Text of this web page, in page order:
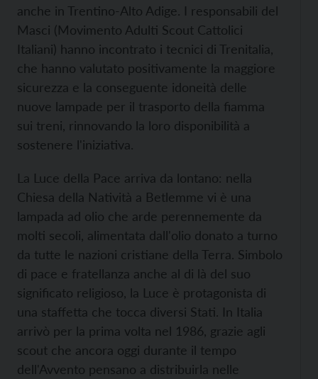
anche in Trentino-Alto Adige. I responsabili del
Masci (Movimento Adulti Scout Cattolici
Italiani) hanno incontrato i tecnici di Trenitalia,
che hanno valutato positivamente la maggiore
sicurezza e la conseguente idoneità delle
nuove lampade per il trasporto della fiamma
sui treni, rinnovando la loro disponibilità a
sostenere l'iniziativa.
La Luce della Pace arriva da lontano: nella
Chiesa della Natività a Betlemme vi è una
lampada ad olio che arde perennemente da
molti secoli, alimentata dall'olio donato a turno
da tutte le nazioni cristiane della Terra. Simbolo
di pace e fratellanza anche al di là del suo
significato religioso, la Luce è protagonista di
una staffetta che tocca diversi Stati. In Italia
arrivò per la prima volta nel 1986, grazie agli
scout che ancora oggi durante il tempo
dell'Avvento pensano a distribuirla nelle